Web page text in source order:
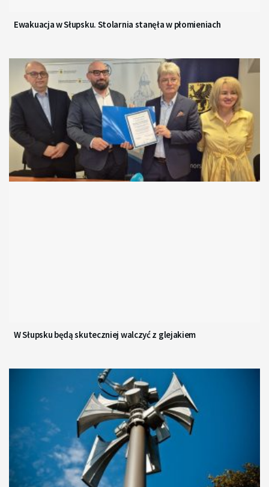
Ewakuacja w Słupsku. Stolarnia stanęła w płomieniach
W Słupsku będą skuteczniej walczyć z glejakiem